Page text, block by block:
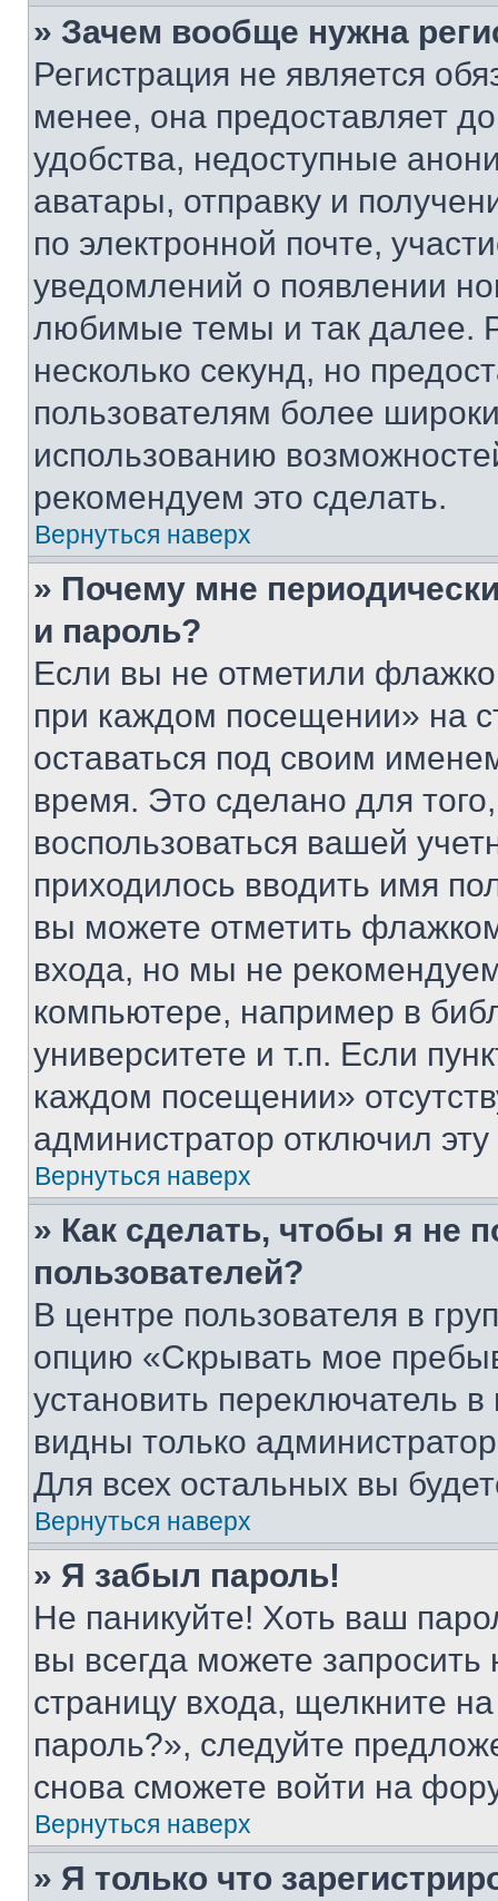
» Зачем вообще нужна
Регистрация не является
менее, она предоставляет
удобства, недоступные
аватары, отправку и
по электронной почте,
уведомлений о появлении
любимые темы и так далее.
несколько секунд, но
пользователям более
использованию
рекомендуем это сделать.
Вернуться наверх
» Почему мне
и пароль?
Если вы не отметили
при каждом посещении» на
оставаться под своим
время. Это сделано для
воспользоваться вашей
приходилось вводить имя
вы можете отметить
входа, но мы не
компьютере, например в
университете и т.п. Если
каждом посещении»
администратор отключил
Вернуться наверх
» Как сделать, чтобы я не
пользователей?
В центре пользователя в
опцию «Скрывать мое
установить переключатель
видны только
Для всех остальных вы
Вернуться наверх
» Я забыл пароль!
Не паникуйте! Хоть ваш
вы всегда можете
страницу входа, щелкните
пароль?», следуйте
снова сможете войти на
Вернуться наверх
» Я только что